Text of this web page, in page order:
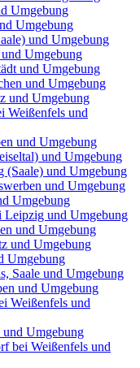
Umgebung
Umgebung
und Umgebung
Umgebung
und Umgebung
und Umgebung
und Umgebung
Weißenfels und
und Umgebung
und Umgebung
(Saale) und Umgebung
und Umgebung
Umgebung
und Umgebung
und Umgebung
und Umgebung
Umgebung
Saale und Umgebung
und Umgebung
Weißenfels und
Umgebung
bei Weißenfels und